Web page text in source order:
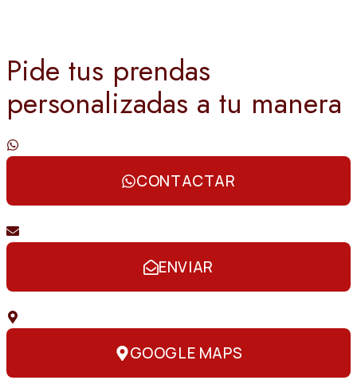
Pide tus prendas
personalizadas a tu manera
CONTACTAR
ENVIAR
GOOGLE MAPS